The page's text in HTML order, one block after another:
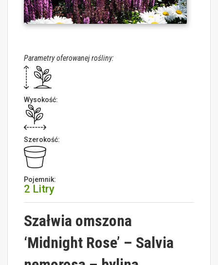
Parametry oferowanej rośliny:
Wysokość:
Szerokość:
Pojemnik:
2 Litry
Szałwia omszona
‘Midnight Rose’ – Salvia